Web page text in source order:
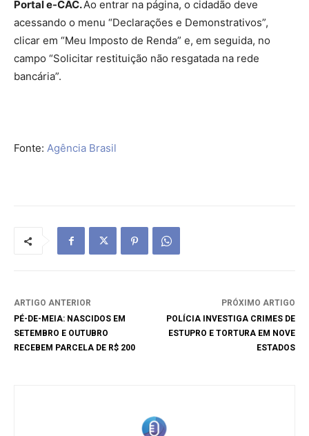
Portal e-CAC.Ao entrar na página, o cidadão deve
acessando o menu “Declarações e Demonstrativos”,
clicar em “Meu Imposto de Renda” e, em seguida, no
campo “Solicitar restituição não resgatada na rede
bancária”.
Fonte: Agência Brasil
ARTIGO ANTERIOR
PÉ-DE-MEIA: NASCIDOS EM
SETEMBRO E OUTUBRO
RECEBEM PARCELA DE R$ 200
PRÓXIMO ARTIGO
POLÍCIA INVESTIGA CRIMES DE
ESTUPRO E TORTURA EM NOVE
ESTADOS